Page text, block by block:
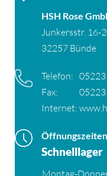
HSH Rose
Junkersstr. 16-
32257 Bünde
Telefon:
Fax:
Internet:
Öffnungszeiten
Schnelllager